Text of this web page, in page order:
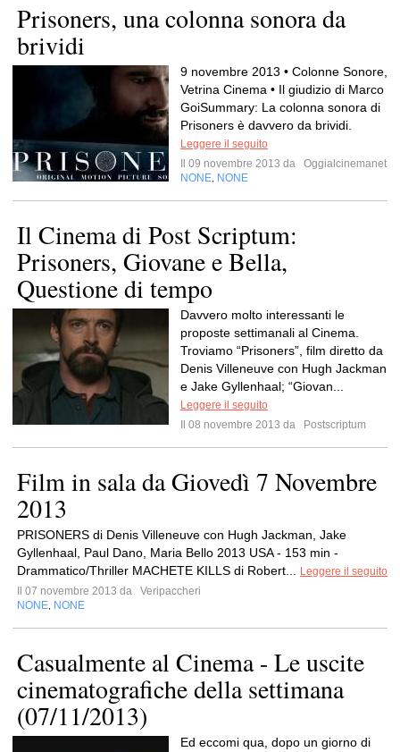
Prisoners, una colonna sonora da
brividi
9 novembre 2013 • Colonne Sonore,
Vetrina Cinema • Il giudizio di Marco
GoiSummary: La colonna sonora di
Prisoners è davvero da brividi.
Leggere il seguito
Il 09 novembre 2013 da
Oggialcinemanet
NONE NONE
Il Cinema di Post Scriptum:
Prisoners, Giovane e Bella,
Questione di tempo
Davvero molto interessanti le
proposte settimanali al Cinema.
Troviamo “Prisoners”, film diretto da
Denis Villeneuve con Hugh Jackman
e Jake Gyllenhaal; “Giovan...
Leggere il seguito
Il 08 novembre 2013 da
Postscriptum
Film in sala da Giovedì 7 Novembre
2013
PRISONERS di Denis Villeneuve con Hugh Jackman, Jake
Gyllenhaal, Paul Dano, Maria Bello 2013 USA - 153 min -
Drammatico/Thriller MACHETE KILLS di Robert...
Leggere il seguito
Il 07 novembre 2013 da
Veripaccheri
NONE NONE
Casualmente al Cinema - Le uscite
cinematografiche della settimana
(07/11/2013)
Ed eccomi qua, dopo un giorno di